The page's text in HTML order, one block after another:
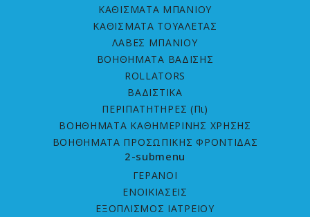
ΚΑΘΙΣΜΑΤΑ ΜΠΑΝΙΟΥ
ΚΑΘΙΣΜΑΤΑ ΤΟΥΑΛΕΤΑΣ
ΛΑΒΕΣ ΜΠΑΝΙΟΥ
ΒΟΗΘΗΜΑΤΑ ΒΑΔΙΣΗΣ
ROLLATORS
ΒΑΔΙΣΤΙΚΑ
ΠΕΡΙΠΑΤΗΤΗΡΕΣ (Πι)
ΒΟΗΘΗΜΑΤΑ ΚΑΘΗΜΕΡΙΝΗΣ ΧΡΗΣΗΣ
ΒΟΗΘΗΜΑΤΑ ΠΡΟΣΩΠΙΚΗΣ ΦΡΟΝΤΙΔΑΣ
2-submenu
ΓΕΡΑΝΟΙ
ΕΝΟΙΚΙΑΣΕΙΣ
ΕΞΟΠΛΙΣΜΟΣ ΙΑΤΡΕΙΟΥ